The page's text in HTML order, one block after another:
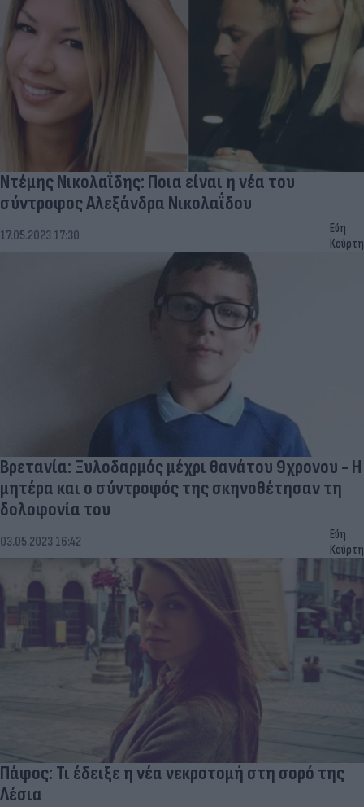
Ντέμης Νικολαΐδης: Ποια είναι η νέα του
σύντροφος Αλεξάνδρα Νικολαΐδου
17.05.2023 17:30
Εύη
Κούρτη
Βρετανία: Ξυλοδαρμός μέχρι θανάτου 9χρονου - Η
μητέρα και ο σύντροφός της σκηνοθέτησαν τη
δολοφονία του
03.05.2023 16:42
Εύη
Κούρτη
Πάφος: Τι έδειξε η νέα νεκροτομή στη σορό της
Λέσια